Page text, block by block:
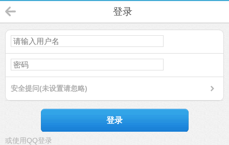
登录
安全提问(未设置请忽略)
登录
或使用QQ登录